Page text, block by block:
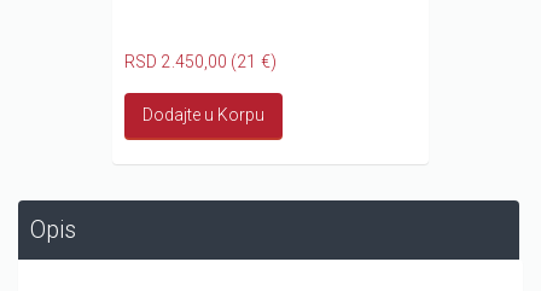
RSD 2.450,00 (21 €)
Dodajte u Korpu
Opis